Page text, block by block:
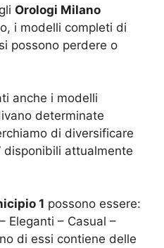
Orologi Milano
i modelli completi di
possono perdere o
anche i modelli
determinate
di diversificare
disponibili attualmente
1 possono essere:
Eleganti – Casual –
di essi contiene delle